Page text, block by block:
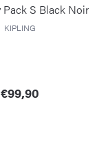
Pack S Black Noir
KIPLING
€99,90